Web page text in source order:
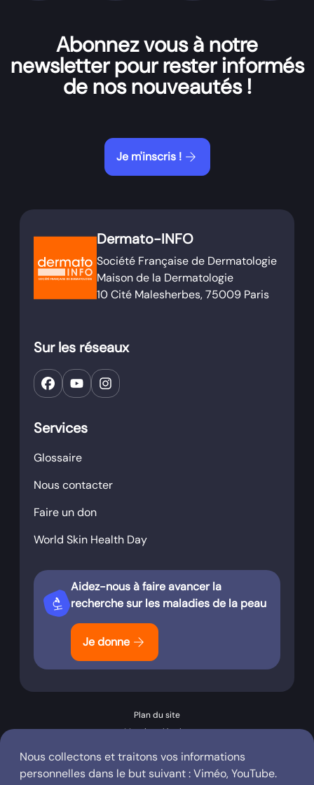
Nous collectons et traitons vos informations
personnelles dans le but suivant :Viméo, YouTube.
Abonnez vous à notre
newsletter pour rester informés
de nos nouveautés !
Je m'inscris ! arrow_forward
Dermato-INFO
Société Française de Dermatologie
Maison de la Dermatologie
10 Cité Malesherbes, 75009 Paris
Sur les réseaux
Services
Glossaire
Nous contacter
Faire un don
World Skin Health Day
biotech
Aidez-nous à faire avancer la
recherche sur les maladies de la peau
Je donne arrow_forward
Plan du site
Mentions légales